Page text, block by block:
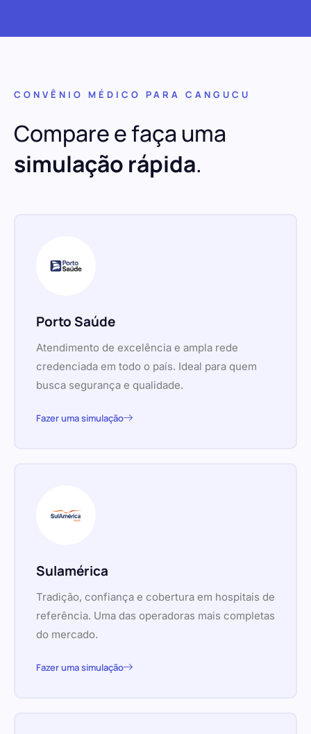
CONVÊNIO MÉDICO PARA CANGUCU
Compare e faça uma
simulação rápida.
Porto Saúde
Atendimento de excelência e ampla rede
credenciada em todo o país. Ideal para quem
busca segurança e qualidade.
Fazer uma simulação
Sulamérica
Tradição, confiança e cobertura em hospitais de
referência. Uma das operadoras mais completas
do mercado.
Fazer uma simulação